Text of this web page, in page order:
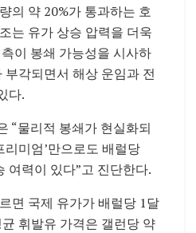
의 약 20%가 통과하는 호
는 유가 상승 압력을 더욱
이 봉쇄 가능성을 시사하
각되면서 해상 운임과 전
다.
“물리적 봉쇄가 현실화되
리미엄’만으로도 배럴당
여력이 있다”고 진단한다.
면 국제 유가가 배럴당 1달
휘발유 가격은 갤런당 약